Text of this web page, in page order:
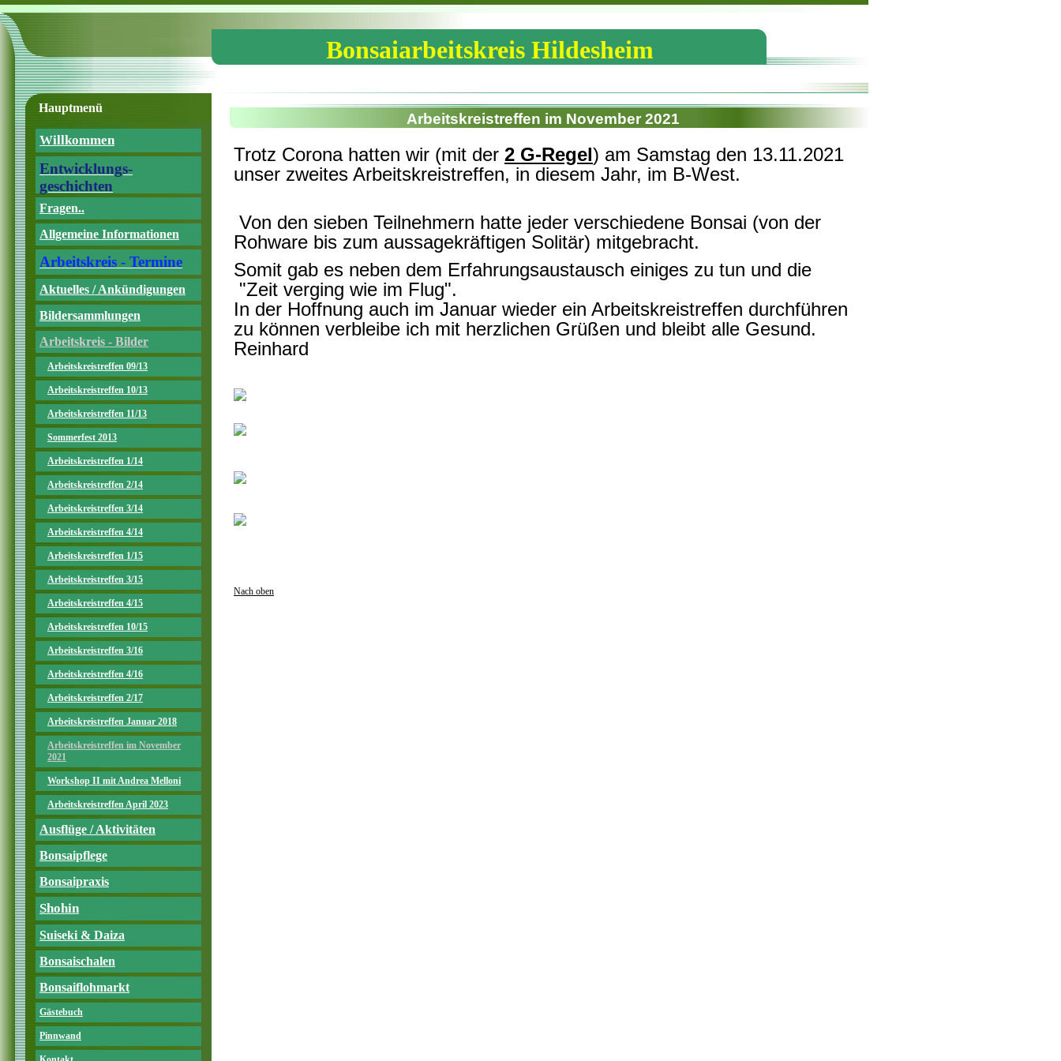
Bonsaiarbeitskreis Hildesheim
Hauptmenü
Willkommen
Entwicklungs-
geschichten
Fragen..
Allgemeine Informationen
Arbeitskreis - Termine
Aktuelles / Ankündigungen
Bildersammlungen
Arbeitskreis - Bilder
Arbeitskreistreffen 09/13
Arbeitskreistreffen 10/13
Arbeitskreistreffen 11/13
Sommerfest 2013
Arbeitskreistreffen 1/14
Arbeitskreistreffen 2/14
Arbeitskreistreffen 3/14
Arbeitskreistreffen 4/14
Arbeitskreistreffen 1/15
Arbeitskreistreffen 3/15
Arbeitskreistreffen 4/15
Arbeitskreistreffen 10/15
Arbeitskreistreffen 3/16
Arbeitskreistreffen 4/16
Arbeitskreistreffen 2/17
Arbeitskreistreffen Januar 2018
Arbeitskreistreffen im November
2021
Workshop II mit Andrea Melloni
Arbeitskreistreffen April 2023
Ausflüge / Aktivitäten
Bonsaipflege
Bonsaipraxis
Shohin
Suiseki & Daiza
Bonsaischalen
Bonsaiflohmarkt
Gästebuch
Pinnwand
Arbeitskreistreffen im November 2021
Trotz Corona hatten wir (mit der 2 G-Regel) am Samstag den 13.11.2021
unser zweites Arbeitskreistreffen, in diesem Jahr, im B-West.
Von den sieben Teilnehmern hatte jeder verschiedene Bonsai (von der
Rohware bis zum aussagekräftigen Solitär) mitgebracht.
Somit gab es neben dem Erfahrungsaustausch einiges zu tun und die
"Zeit verging wie im Flug".
In der Hoffnung auch im Januar wieder ein Arbeitskreistreffen durchführen
zu können verbleibe ich mit herzlichen Grüßen und bleibt alle Gesund.
Reinhard
Nach oben